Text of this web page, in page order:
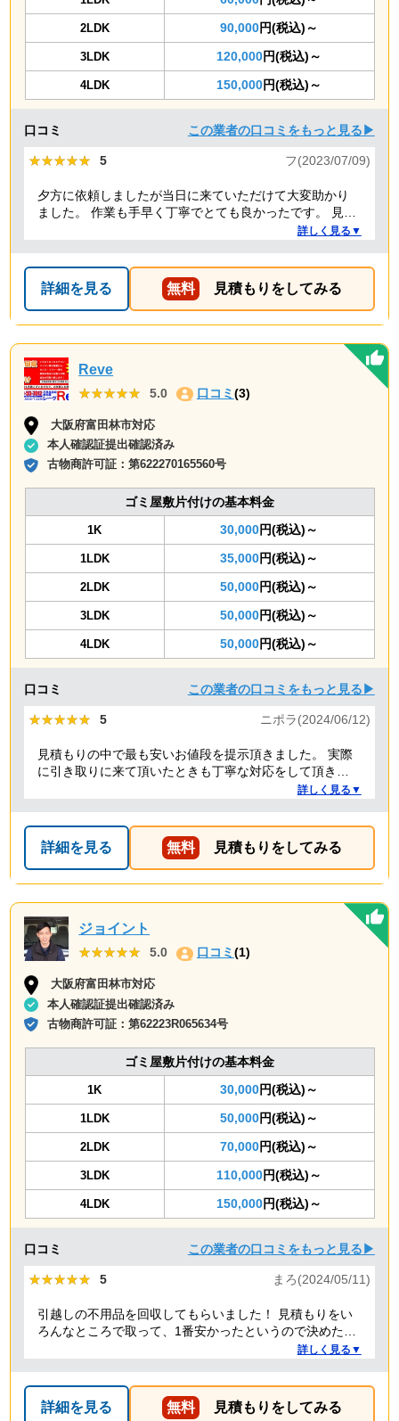
2LDK 90,000円(税込)～
3LDK 120,000円(税込)～
4LDK 150,000円(税込)～
口コミ この業者の口コミをもっと見る▶
★★★★★
★★★★★ 5 フ(2023/07/09)
夕方に依頼しましたが当日に来ていただけて大変助かり
ました。 作業も手早く丁寧でとても良かったです。 見積
り金額以上の追加料金もありませんでした。 ありがとう
詳しく見る▼
詳細を見る 無料 見積もりをしてみる
Reve
★★★★★
★★★★★ 5.0 口コミ (3)
大阪府富田林市対応
本人確認証提出確認済み
古物商許可証：第622270165560号
ゴミ屋敷片付けの基本料金
1K 30,000円(税込)～
1LDK 35,000円(税込)～
2LDK 50,000円(税込)～
3LDK 50,000円(税込)～
4LDK 50,000円(税込)～
口コミ この業者の口コミをもっと見る▶
★★★★★
★★★★★ 5 ニポラ(2024/06/12)
見積もりの中で最も安いお値段を提示頂きました。 実際
に引き取りに来て頂いたときも丁寧な対応をして頂き、
詳しく見る▼
詳細を見る 無料 見積もりをしてみる
ジョイント
★★★★★
★★★★★ 5.0 口コミ(1)
大阪府富田林市対応
本人確認証提出確認済み
古物商許可証：第62223R065634号
ゴミ屋敷片付けの基本料金
1K 30,000円(税込)～
1LDK 50,000円(税込)～
2LDK 70,000円(税込)～
3LDK 110,000円(税込)～
4LDK 150,000円(税込)～
口コミ この業者の口コミをもっと見る▶
★★★★★
★★★★★ 5 まろ(2024/05/11)
引越しの不用品を回収してもらいました！ 見積もりをい
ろんなところで取って、1番安かったというので決めたの
ですが、 対応や話し方も、丁寧で優しく、 作業自体も素
詳しく見る▼
詳細を見る 無料 見積もりをしてみる